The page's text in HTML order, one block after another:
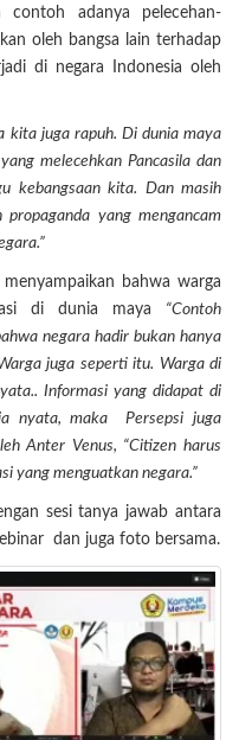
contoh adanya pelecehan-
oleh bangsa lain terhadap
di negara Indonesia oleh
kita juga rapuh. Di dunia maya
melecehkan Pancasila dan
kebangsaan kita. Dan masih
yang mengancam
bahwa warga
di dunia maya “Contoh
negara hadir bukan hanya
juga seperti itu. Warga di
Informasi yang didapat di
nyata, maka Persepsi juga
Anter Venus, “Citizen harus
yang menguatkan negara.”
sesi tanya jawab antara
dan juga foto bersama.